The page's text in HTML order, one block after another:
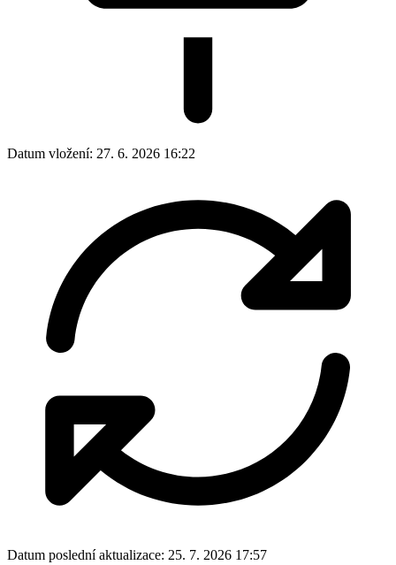
Datum vložení: 27. 6. 2026 16:22
Datum poslední aktualizace: 25. 7. 2026 17:57